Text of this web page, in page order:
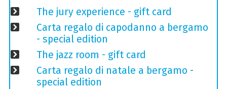
The jury experience - gift card
Carta regalo di capodanno a bergamo
- special edition
The jazz room - gift card
Carta regalo di natale a bergamo -
special edition